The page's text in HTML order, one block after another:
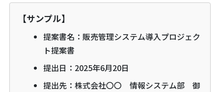
【サンプル】
提案書名：販売管理システム導入プロジェク
ト提案書
提出日：2025年6月20日
提出先：株式会社〇〇 情報システム部 御